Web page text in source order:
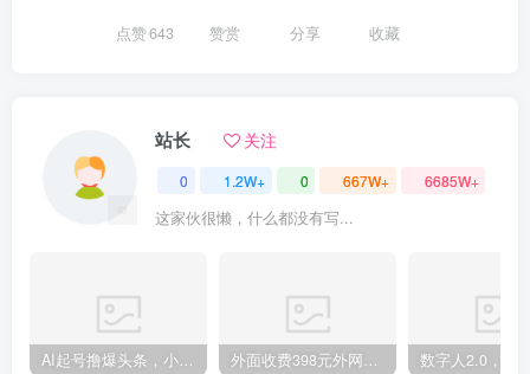
点赞643 赞赏 分享 收藏
站长 关注
0 1.2W+ 0 667W+ 6685W+
这家伙很懒，什么都没有写...
AI起号撸爆头条，小白也能操作，日入2000+ 外面收费398元外网超跑豪车汽车视频搬运至快手抖音上热门项目